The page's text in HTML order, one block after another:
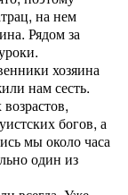
на нем
Рядом за
хозяина
нам сесть.
богов, а
мы около часа
один из